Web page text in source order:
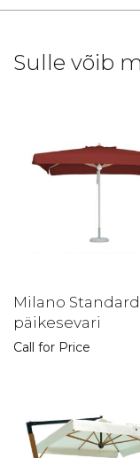
Sulle võib
Milano Standard
päikesevari
Call for Price